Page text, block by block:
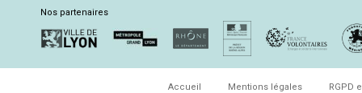
Nos partenaires
Accueil Mentions légales RGPD